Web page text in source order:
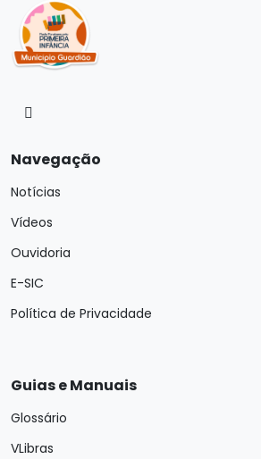
Navegação
Notícias
Vídeos
Ouvidoria
E-SIC
Política de Privacidade
Guias e Manuais
Glossário
VLibras